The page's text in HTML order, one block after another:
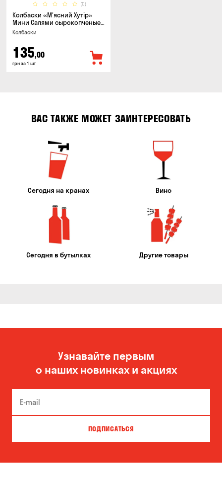
(0)
Колбаски «М'ясний Хутір»
Мини Салями сырокопченые,
150г
Колбаски
135,00
грн за 1 шт
ВАС ТАКЖЕ МОЖЕТ ЗАИНТЕРЕСОВАТЬ
Сегодня на кранах Вино
Сегодня в бутылках Другие товары
Узнавайте первым
о наших новинках и акциях
ПОДПИСАТЬСЯ